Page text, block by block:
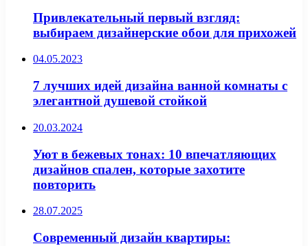
Привлекательный первый взгляд:
выбираем дизайнерские обои для прихожей
04.05.2023
7 лучших идей дизайна ванной комнаты с
элегантной душевой стойкой
20.03.2024
Уют в бежевых тонах: 10 впечатляющих
дизайнов спален, которые захотите
повторить
28.07.2025
Современный дизайн квартиры: